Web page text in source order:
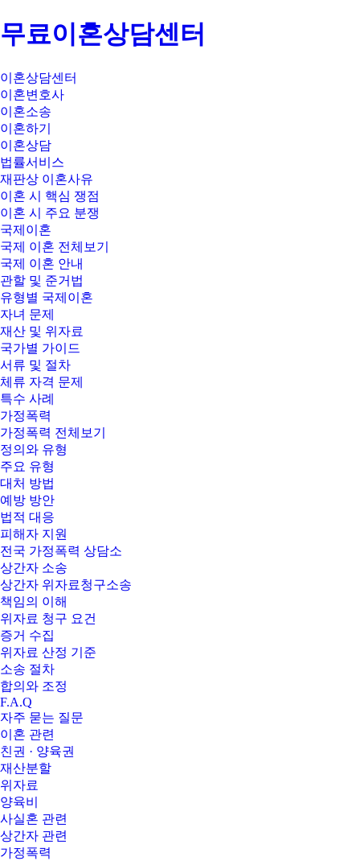
무료이혼상담센터
이혼상담센터
이혼변호사
이혼소송
이혼하기
이혼상담
법률서비스
재판상 이혼사유
이혼 시 핵심 쟁점
이혼 시 주요 분쟁
국제이혼
국제 이혼 전체보기
국제 이혼 안내
관할 및 준거법
유형별 국제이혼
자녀 문제
재산 및 위자료
국가별 가이드
서류 및 절차
체류 자격 문제
특수 사례
가정폭력
가정폭력 전체보기
정의와 유형
주요 유형
대처 방법
예방 방안
법적 대응
피해자 지원
전국 가정폭력 상담소
상간자 소송
상간자 위자료청구소송
책임의 이해
위자료 청구 요건
증거 수집
위자료 산정 기준
소송 절차
합의와 조정
F.A.Q
자주 묻는 질문
이혼 관련
친권 · 양육권
재산분할
위자료
양육비
사실혼 관련
상간자 관련
가정폭력